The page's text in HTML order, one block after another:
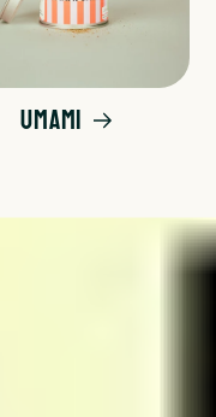
Umami